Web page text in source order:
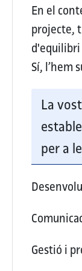
En el
projecte,
Sí, l’hem
La
per a
Gestió i